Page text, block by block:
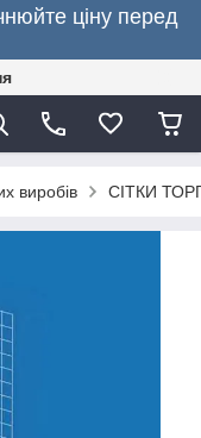
ціну перед
виробів СІТКИ